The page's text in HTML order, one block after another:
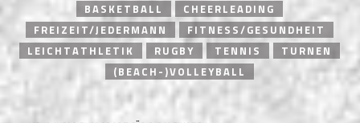
BASKETBALL
CHEERLEADING
FREIZEIT/JEDERMANN
FITNESS/GESUNDHEIT
LEICHTATHLETIK
RUGBY TENNIS
TURNEN
(BEACH-)VOLLEYBALL